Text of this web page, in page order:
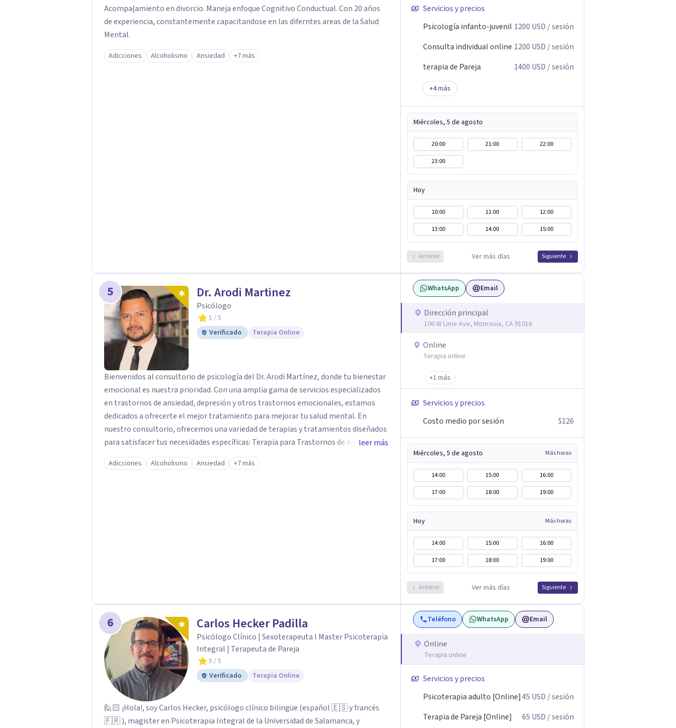
Acompa{amiento en divorcio. Maneja enfoque Cognitivo Conductual. Con 20 años
de experiencia, constantemente capacitandose en las diferntes areas de la Salud
Mental.
Adicciones Alcoholismo Ansiedad +7 más
Servicios y precios
Psicología infanto-juvenil 1200 USD / sesión
Consulta individual online 1200 USD / sesión
terapia de Pareja
1400 USD / sesión
+4más
Miércoles, 5 de agosto
20:00 21:00
22:00
23:00
Hoy
10:00 11:00
12:00
13:00
14:00 15:00
Anterior Ver más días Siguiente
5 Dr. Arodi Martinez
Psicólogo
5 / 5
Verificado
Terapia Online
Bienvenidos al consultorio de psicología del Dr. Arodi Martínez, donde tu bienestar
emocional es nuestra prioridad. Con una amplia gama de servicios especializados
en trastornos de ansiedad, depresión y otros trastornos emocionales, estamos
dedicados a ofrecerte el mejor tratamiento para mejorar tu salud mental. En
nuestro consultorio, ofrecemos una variedad de terapias y tratamientos diseñados
para satisfacer tus necesidades específicas: Terapia para Trastornos de Ansiedad y
Depresión: Somos expertos en el tratamiento de la ansiedad y la depresión,
utilizando enfoques basados en evidencia para ayudarte a recuperar tu bienestar
leer más
Adicciones Alcoholismo Ansiedad +7 más
WhatsApp Email
Dirección principal
106 W Lime Ave, Monrovia, CA 91016
Online
Terapia online
+1 más
Servicios y precios
Costo medio por sesión
$126
Miércoles, 5 de agosto Más horas
14:00 15:00
16:00
17:00
18:00 19:00
Hoy Más horas
14:00 15:00
16:00
17:00
18:00 19:00
Anterior Ver más días Siguiente
6 Carlos Hecker Padilla
Psicólogo Clínico | Sexoterapeuta I Master Psicoterapia
Integral | Terapeuta de Pareja
5 / 5
Verificado
Terapia Online
🙋🏻 ¡Hola!, soy Carlos Hecker, psicólogo clínico bilingüe (español 🇪🇸 y francés
🇫🇷 ), magister en Psicoterapia Integral de la Universidad de Salamanca, y
Teléfono WhatsApp Email
Online
Terapia online
Servicios y precios
Psicoterapia adulto [Online]45 USD / sesión
Terapia de Pareja [Online]
65 USD / sesión